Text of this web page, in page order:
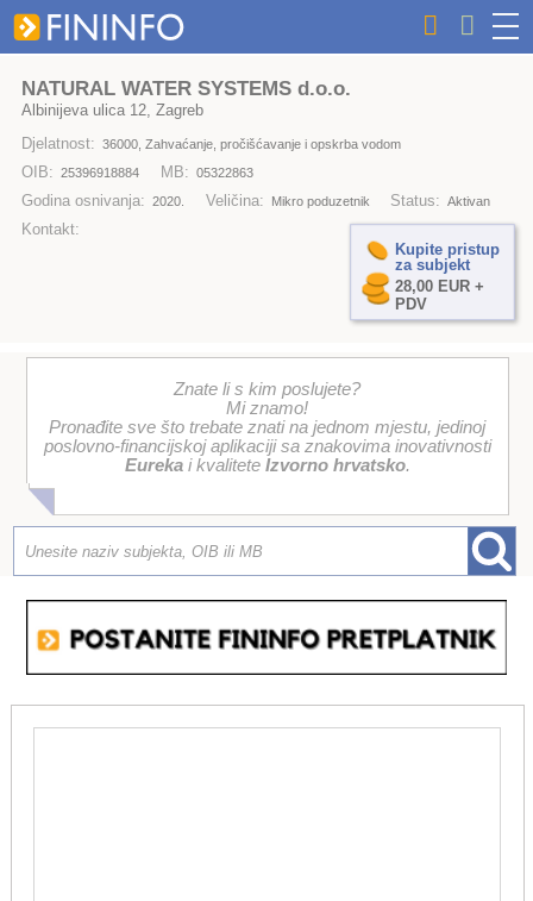
NATURAL WATER SYSTEMS d.o.o.
Albinijeva ulica 12, Zagreb
Djelatnost: 36000, Zahvaćanje, pročišćavanje i opskrba vodom
OIB: 25396918884 MB: 05322863
Godina osnivanja: 2020. Veličina: Mikro poduzetnik Status: Aktivan
Kontakt:
Kupite pristup
za subjekt
28,00 EUR +
PDV
Znate li s kim poslujete?
Mi znamo!
Pronađite sve što trebate znati na jednom mjestu, jedinoj
poslovno-financijskoj aplikaciji sa znakovima inovativnosti
Eurekai kvalitete Izvorno hrvatsko.